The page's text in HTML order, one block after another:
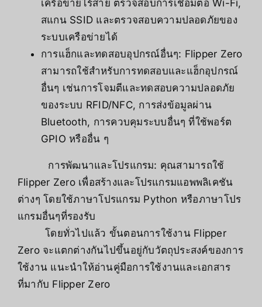
เครือข่ายไร้สาย ตรวจสอบการเชื่อมต่อ Wi-Fi,
สแกน SSID และตรวจสอบความปลอดภัยของ
ระบบเครือข่ายได้
การแฮ็กและทดสอบอุปกรณ์อื่นๆ: Flipper Zero
สามารถใช้สำหรับการทดสอบและแฮ็กอุปกรณ์
อื่นๆ เช่นการโจมตีและทดสอบความปลอดภัย
ของระบบ RFID/NFC, การส่งข้อมูลผ่าน
Bluetooth, การควบคุมระบบอื่นๆ ที่ใช้พอร์ต
GPIO หรืออื่น ๆ
การพัฒนาและโปรแกรม: คุณสามารถใช้
Flipper Zero เพื่อสร้างและโปรแกรมแอพพลิเคชัน
ต่างๆ โดยใช้ภาษาโปรแกรม Python หรือภาษาโปร
แกรมอื่นๆที่รองรับ
โดยทั่วไปแล้ว ขั้นตอนการใช้งาน Flipper
Zero จะแตกต่างกันไปขึ้นอยู่กับวัตถุประสงค์ของการ
ใช้งาน แนะนำให้อ่านคู่มือการใช้งานและเอกสาร
ที่มากับ Flipper Zero